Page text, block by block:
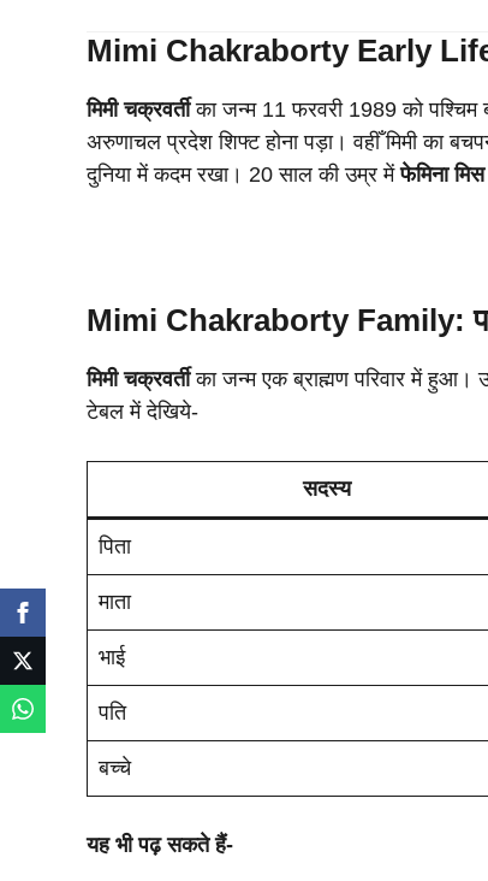
Mimi ChakrabortyEarly
मिमी चक्रवर्तीका जन्म 11 फरवरी 1989 को
अरुणाचल प्रदेश शिफ्ट होना पड़ा। वहीँ मिमी का
दुनिया में कदम रखा। 20 साल की उम्र मेंफेमिना मिस
Mimi ChakrabortyFamily:
मिमी चक्रवर्तीका जन्म एक ब्राह्मण परिवार में हुआ।
टेबल में देखिये-
सदस्य
पिता
माता
भाई
पति
बच्चे
यह भी पढ़ सकते हैं-